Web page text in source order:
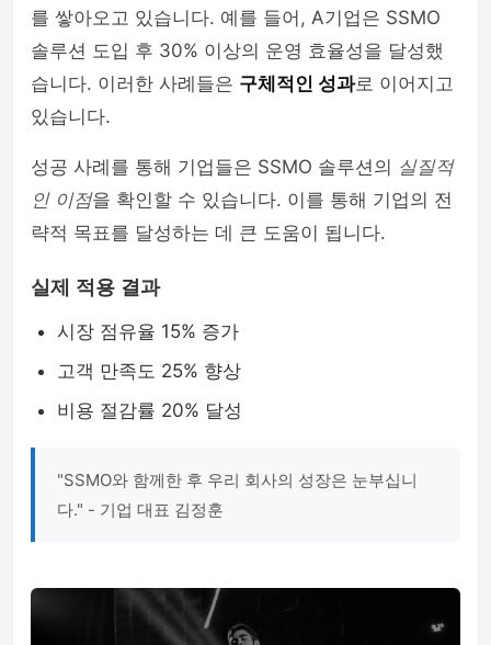
를 쌓아오고 있습니다. 예를 들어, A기업은 SSMO
솔루션 도입 후 30% 이상의 운영 효율성을 달성했
습니다. 이러한 사례들은 구체적인 성과로 이어지고
있습니다.
성공 사례를 통해 기업들은 SSMO 솔루션의 실질적
인 이점을 확인할 수 있습니다. 이를 통해 기업의 전
략적 목표를 달성하는 데 큰 도움이 됩니다.
실제 적용 결과
시장 점유율 15% 증가
고객 만족도 25% 향상
비용 절감률 20% 달성
"SSMO와 함께한 후 우리 회사의 성장은 눈부십니
다." - 기업 대표 김정훈